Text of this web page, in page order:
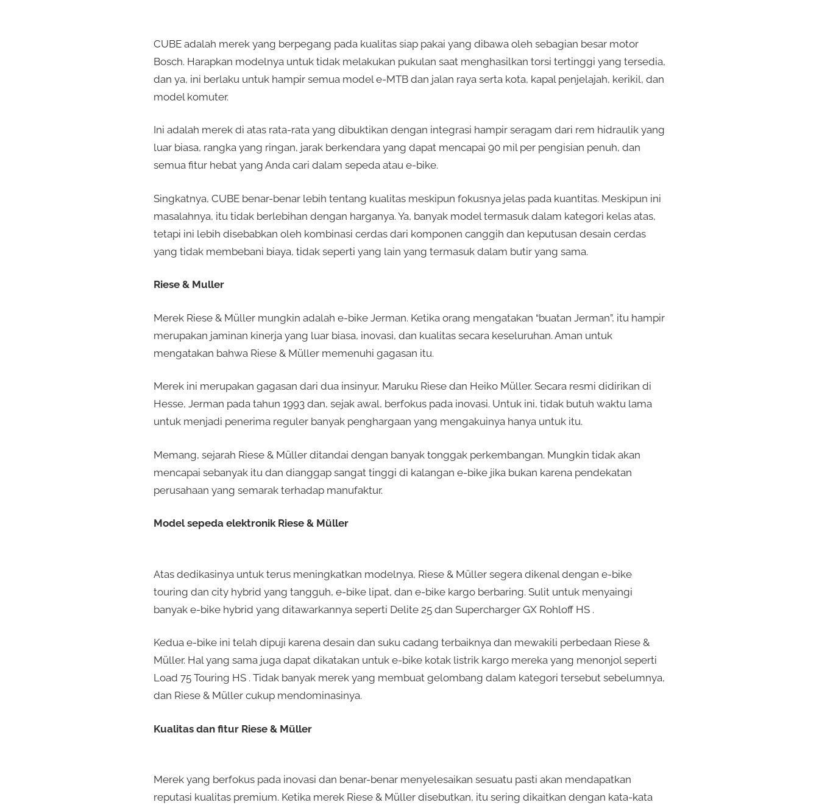
CUBE adalah merek yang berpegang pada kualitas siap pakai yang dibawa oleh sebagian besar motor
Bosch. Harapkan modelnya untuk tidak melakukan pukulan saat menghasilkan torsi tertinggi yang tersedia,
dan ya, ini berlaku untuk hampir semua model e-MTB dan jalan raya serta kota, kapal penjelajah, kerikil, dan
model komuter.
Ini adalah merek di atas rata-rata yang dibuktikan dengan integrasi hampir seragam dari rem hidraulik yang
luar biasa, rangka yang ringan, jarak berkendara yang dapat mencapai 90 mil per pengisian penuh, dan
semua fitur hebat yang Anda cari dalam sepeda atau e-bike.
Singkatnya, CUBE benar-benar lebih tentang kualitas meskipun fokusnya jelas pada kuantitas. Meskipun ini
masalahnya, itu tidak berlebihan dengan harganya. Ya, banyak model termasuk dalam kategori kelas atas,
tetapi ini lebih disebabkan oleh kombinasi cerdas dari komponen canggih dan keputusan desain cerdas
yang tidak membebani biaya, tidak seperti yang lain yang termasuk dalam butir yang sama.
Riese & Muller
Merek Riese & Müller mungkin adalah e-bike Jerman. Ketika orang mengatakan “buatan Jerman”, itu hampir
merupakan jaminan kinerja yang luar biasa, inovasi, dan kualitas secara keseluruhan. Aman untuk
mengatakan bahwa Riese & Müller memenuhi gagasan itu.
Merek ini merupakan gagasan dari dua insinyur, Maruku Riese dan Heiko Müller. Secara resmi didirikan di
Hesse, Jerman pada tahun 1993 dan, sejak awal, berfokus pada inovasi. Untuk ini, tidak butuh waktu lama
untuk menjadi penerima reguler banyak penghargaan yang mengakuinya hanya untuk itu.
Memang, sejarah Riese & Müller ditandai dengan banyak tonggak perkembangan. Mungkin tidak akan
mencapai sebanyak itu dan dianggap sangat tinggi di kalangan e-bike jika bukan karena pendekatan
perusahaan yang semarak terhadap manufaktur.
Model sepeda elektronik Riese & Müller
Atas dedikasinya untuk terus meningkatkan modelnya, Riese & Müller segera dikenal dengan e-bike
touring dan city hybrid yang tangguh, e-bike lipat, dan e-bike kargo berbaring. Sulit untuk menyaingi
banyak e-bike hybrid yang ditawarkannya seperti Delite 25 dan Supercharger GX Rohloff HS .
Kedua e-bike ini telah dipuji karena desain dan suku cadang terbaiknya dan mewakili perbedaan Riese &
Müller. Hal yang sama juga dapat dikatakan untuk e-bike kotak listrik kargo mereka yang menonjol seperti
Load 75 Touring HS . Tidak banyak merek yang membuat gelombang dalam kategori tersebut sebelumnya,
dan Riese & Müller cukup mendominasinya.
Kualitas dan fitur Riese & Müller
Merek yang berfokus pada inovasi dan benar-benar menyelesaikan sesuatu pasti akan mendapatkan
reputasi kualitas premium. Ketika merek Riese & Müller disebutkan, itu sering dikaitkan dengan kata-kata